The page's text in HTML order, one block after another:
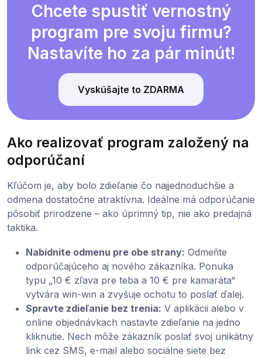
Chcete spustiť vernostný
program pre svoju firmu?
Nastavíte ho za pár minút!
Vyskúšajte to ZDARMA
Ako realizovať program založený na
odporúčaní
Kľúčom je, aby bolo zdieľanie čo najjednoduchšie a
odmena dostatočne atraktívna. Ideálne má odporúčanie
pôsobiť prirodzene – ako úprimný tip, nie ako predajná
taktika.
Nabídnite odmenu pre obe strany: Odmeňte
odporúčajúceho aj nového zákazníka. Ponuka
typu „10 € zľava pre teba a 10 € pre kamaráta“
vytvára win-win a zvyšuje ochotu to poslať ďalej.
Spravte zdieľanie bez trenia: V aplikácii alebo v
online objednávkach nastavte zdieľanie na jedno
kliknutie. Nech môže zákazník poslať svoj unikátny
link cez SMS, e-mail alebo sociálne siete bez